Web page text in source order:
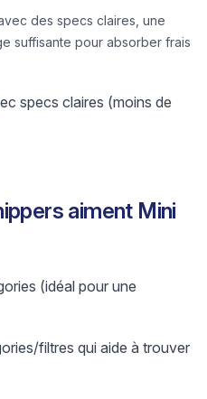
des specs claires, une
suffisante pour absorber frais
specs claires (moins de
aiment Mini
(idéal pour une
filtres qui aide à trouver